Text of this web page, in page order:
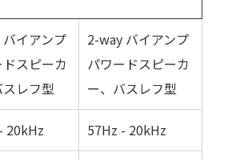
イアンプ
スピーカ
レフ型
2-way バイアンプ
パワードスピーカ
ー、バスレフ型
20kHz 57Hz - 20kHz